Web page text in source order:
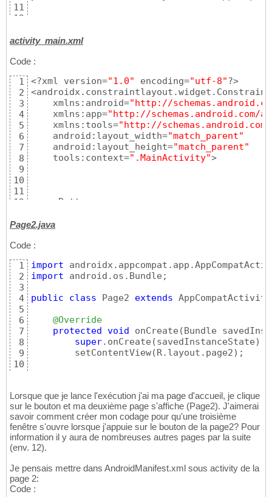
28
11
12
14
16
17
18
19
20
21
22
23
24
25
26
27
28
protected
        setContentView
        Button boutonSuiv=
(Button )
        boutonSuiv.setOnClickListener
(new
@Override
public void onClick(View v
// TODO Auto-generated
                Intent intent =
new
activity_main.xml
Code :
1
2
3
4
5
6
7
8
9
10
11
12
14
16
17
18
19
20
21
22
23
24
<?xml version="1.0" encoding="utf-8"?>
    xmlns:android=
"http://
    xmlns:app=
"http://schemas.android.com/
    xmlns:tools=
"http://
    android:layout_width=
"match_parent"
    android:layout_height=
"match_parent"
    tools:context=
".MainActivity">
    <Button
        android:layout_width=
        android:text=
        app:layout_constraintEnd_toEndOf=
        app:layout_constraintTop_toTopOf=
</
Page2.java
Code :
1
2
3
4
5
6
7
8
9
10
import
import android.os.Bundle;
public
class Page2 extends
@Override
protected
void onCreate ( Bundle
super.onCreate (savedInstanceState)
        setContentView
( R.layout.page2) ;
Lorsque que je lance l'exécution j'ai ma page d'accueil, je clique
sur le bouton et ma deuxième page s'affiche (Page2). J'aimerai
savoir comment créer mon codage pour qu'une troisième
fenêtre s'ouvre lorsque j'appuie sur le bouton de la page2? Pour
information il y aura de nombreuses autres pages par la suite
(env. 12).
Je pensais mettre dans AndroidManifest.xml sous activity de la
page 2:
Code :